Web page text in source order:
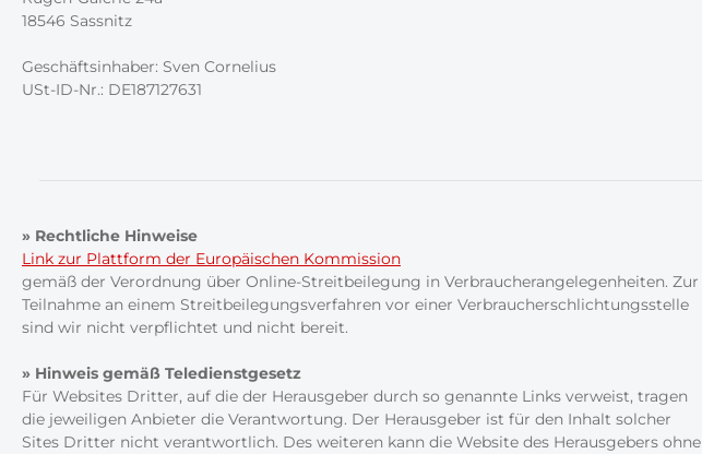
18546 Sassnitz
Geschäftsinhaber: Sven Cornelius
USt-ID-Nr.: DE187127631
» Rechtliche Hinweise
Link zur Plattform der Europäischen Kommission
gemäß der Verordnung über Online-Streitbeilegung in Verbraucherangelegenheiten. Zur
Teilnahme an einem Streitbeilegungsverfahren vor einer Verbraucherschlichtungsstelle
sind wir nicht verpflichtet und nicht bereit.
» Hinweis gemäß Teledienstgesetz
Für Websites Dritter, auf die der Herausgeber durch so genannte Links verweist, tragen
die jeweiligen Anbieter die Verantwortung. Der Herausgeber ist für den Inhalt solcher
Sites Dritter nicht verantwortlich. Des weiteren kann die Website des Herausgebers ohne